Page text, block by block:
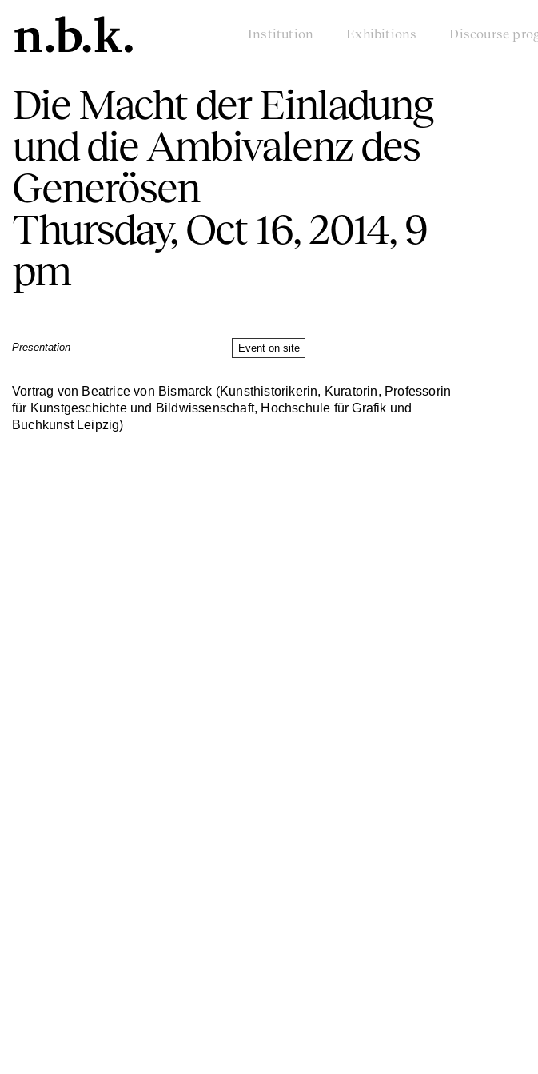
Institution Exhibitions Discourse
Die Macht der Einladung
und die Ambivalenz des
Generösen
Thursday, Oct 16, 2014, 9
pm
Presentation Event on site
Vortrag von Beatrice von Bismarck (Kunsthistorikerin, Kuratorin, Professorin
für Kunstgeschichte und Bildwissenschaft, Hochschule für Grafik und
Buchkunst Leipzig)